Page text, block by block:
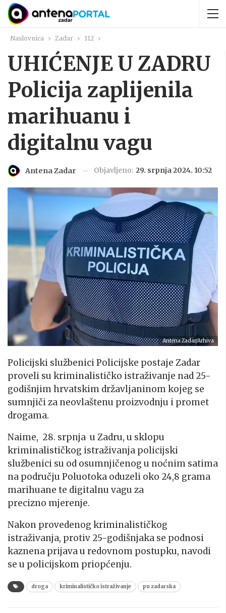
Naslovnica Zadar 112
UHIĆENJE U ZADRU
Policija zaplijenila
marihuanu i
digitalnu vagu
Antena Zadar Objavljeno: 29. srpnja 2024. 10:52
Antena Zadar/Arhiva
Policijski službenici Policijske postaje Zadar
proveli su kriminalističko istraživanje nad 25-
godišnjim hrvatskim državljaninom kojeg se
sumnjiči za neovlaštenu proizvodnju i promet
drogama.
Naime, 28. srpnja u Zadru, u sklopu
kriminalističkog istraživanja policijski
službenici su od osumnjičenog u noćnim satima
na području Poluotoka oduzeli oko 24,8 grama
marihuane te digitalnu vagu za
precizno mjerenje.
Nakon provedenog kriminalističkog
istraživanja, protiv 25-godišnjaka se podnosi
kaznena prijava u redovnom postupku, navodi
se u policijskom priopćenju.
droga kriminalističko istraživanje pu zadarska